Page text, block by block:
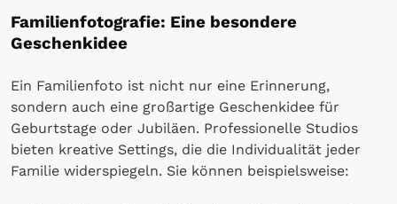
Familienfotografie: Eine besondere
Geschenkidee
Ein Familienfoto ist nicht nur eine Erinnerung,
sondern auch eine großartige Geschenkidee für
Geburtstage oder Jubiläen. Professionelle Studios
bieten kreative Settings, die die Individualität jeder
Familie widerspiegeln. Sie können beispielsweise: